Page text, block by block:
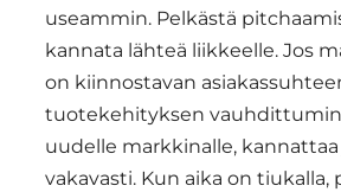
useammin. Pelkästä
kannata lähteä liikkeelle. Jos
on kiinnostavan
tuotekehityksen
uudelle markkinalle,
vakavasti. Kun aika on tiukalla,